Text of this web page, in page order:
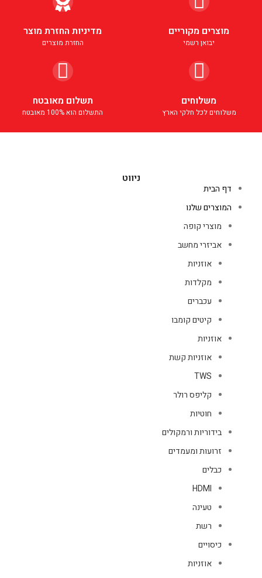
מוצרים מקוריים
יבואן רשמי
מדיניות החזרת מוצר
החזרת מוצרים
משלוחים
משלוחים לכל חלקי הארץ
תשלום מאובטח
התשלום הוא 100% מאובטח
ניווט
דף הבית
המוצרים שלנו
מוצרי קופה
אביזרי מחשב
אוזניות
מקלדות
עכברים
קיטים קומבו
אוזניות
אוזניות קשת
TWS
קליפס רולר
חוטיות
בידוריות ורמקולים
זרועות ומעמדים
כבלים
HDMI
טעינה
רשת
כיסויים
אוזניות